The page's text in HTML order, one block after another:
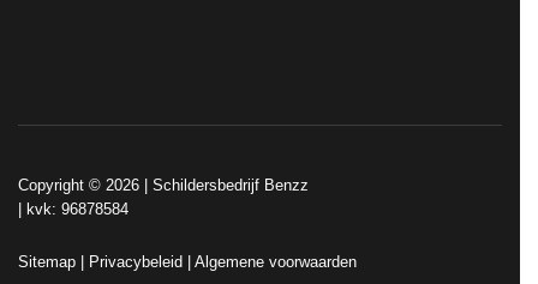
Copyright © 2026 | Schildersbedrijf Benzz
| kvk: 96878584
Sitemap Privacybeleid Algemene voorwaarden